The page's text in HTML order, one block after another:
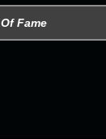
Fame